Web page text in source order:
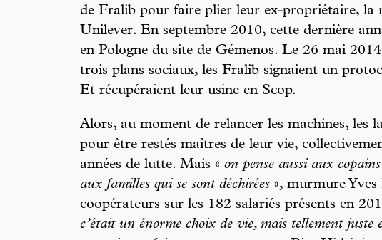
de Fralib pour faire plier leur ex-propriétaire, la
Unilever. En septembre 2010, cette dernière
en Pologne du site de Gémenos. Le 26 mai
trois plans sociaux, les Fralib signaient un
Et récupéraient leur usine en Scop.
Alors, au moment de relancer les machines, les
pour être restés maîtres de leur vie,
années de lutte. Mais « on pense aussi aux
aux familles qui se sont déchirées », murmure
coopérateurs sur les 182 salariés présents en
c’était un énorme choix de vie, mais tellement juste